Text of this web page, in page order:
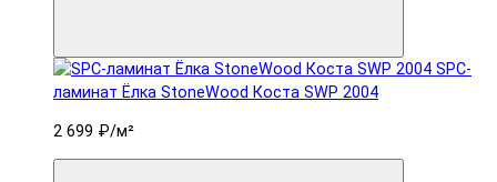
SPC-
ламинат Ëлка StoneWood Коста SWP 2004
2 699 ₽/м²